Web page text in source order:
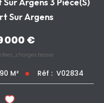
Argens 3 Pièce(s)
Sur Argens
000 €
90 M² Réf : V02834